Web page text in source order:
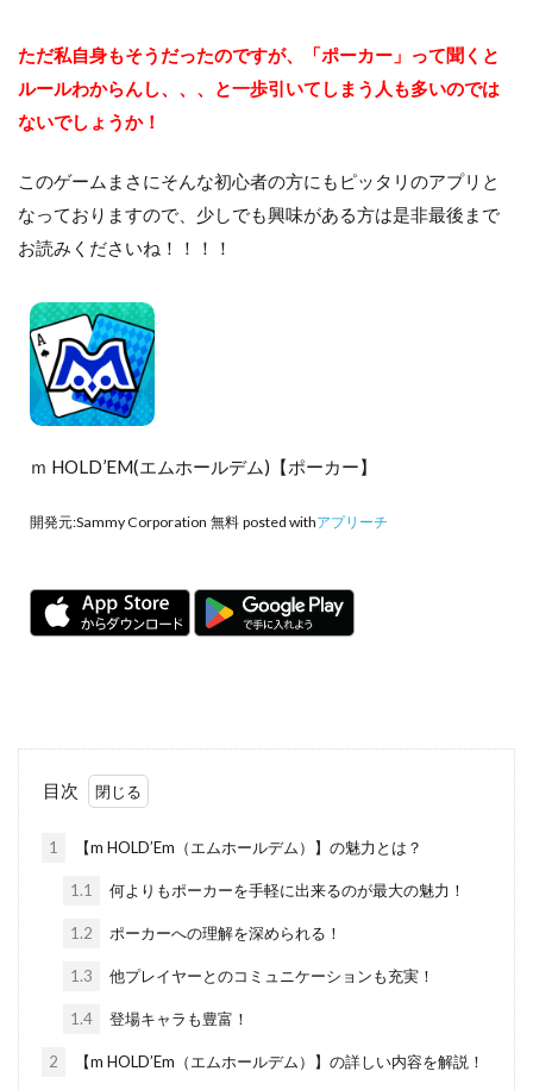
ただ私自身もそうだったのですが、「ポーカー」って聞くと
ルールわからんし、、、と一歩引いてしまう人も多いのでは
ないでしょうか！
このゲームまさにそんな初心者の方にもピッタリのアプリと
なっておりますので、少しでも興味がある方は是非最後まで
お読みくださいね！！！！
ｍ HOLD’EM(エムホールデム)【ポーカー】
開発元:Sammy Corporation 無料 posted withアプリーチ
目次
1 【m HOLD’Em（エムホールデム）】の魅力とは？
1.1 何よりもポーカーを手軽に出来るのが最大の魅力！
1.2 ポーカーへの理解を深められる！
1.3 他プレイヤーとのコミュニケーションも充実！
1.4 登場キャラも豊富！
2 【m HOLD’Em（エムホールデム）】の詳しい内容を解説！